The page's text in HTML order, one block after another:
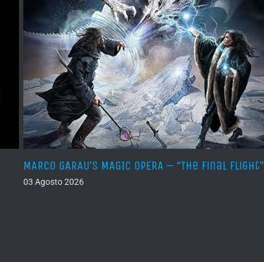
MARCO GARAU’S MAGIC OPERA – “The Final Flight”
03 Agosto 2026